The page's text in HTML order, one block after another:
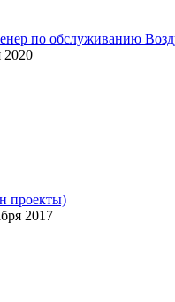
по обслуживанию
2020
проекты)
2017